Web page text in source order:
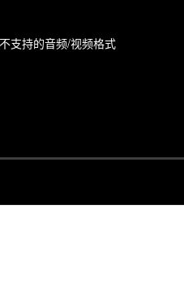
不支持的音频/视频格式